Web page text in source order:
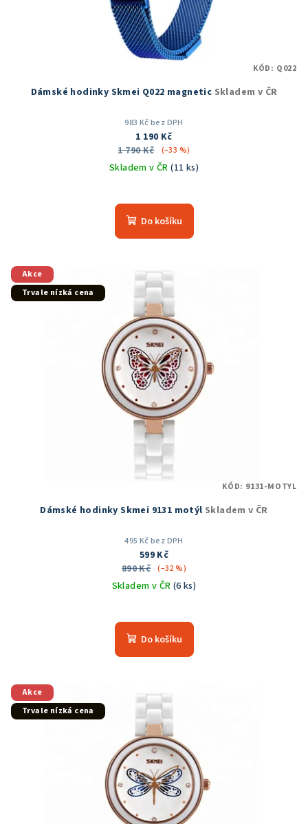
Dámské hodinky Skmei Q022 magnetic Skladem v ČR
983 Kč bez DPH
1 190 Kč
1 790 Kč
(–33 %)
Skladem v ČR(11 ks)
hodnocení
produktu
5
hvězdiček.
Do košíku
KÓD: Q022
Akce
Trvale nízká cena
Dámské hodinky Skmei 9131 motýl Skladem v ČR
495 Kč bez DPH
599 Kč
890 Kč (–32 %)
Skladem v ČR (6 ks)
Do košíku
KÓD: 9131-MOTYL
Akce
Trvale nízká cena